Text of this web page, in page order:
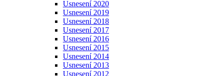
Usnesení 2020
Usnesení 2019
Usnesení 2018
Usnesení 2017
Usnesení 2016
Usnesení 2015
Usnesení 2014
Usnesení 2013
Usnesení 2012